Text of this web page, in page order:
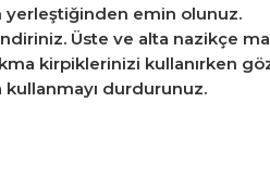
yerleştiğinden emin olunuz.
Üste ve alta nazikçe
kirpiklerinizi kullanırken
kullanmayı durdurunuz.